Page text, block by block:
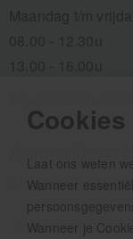
Cookies
Laat ons weten
Wanneer
Wanneer je
Aanmelden
Als eerste op de